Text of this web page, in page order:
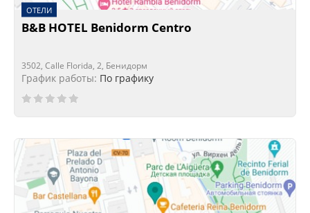
ОТЕЛИ
B&B HOTEL Benidorm Centro
3502, Calle Florida, 2, Бенидорм
График работы: По графику